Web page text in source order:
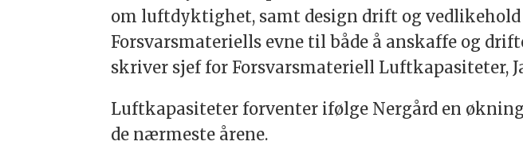
om luftdyktighet, samt design drift og
Forsvarsmateriells evne til både å anskaffe og
skriver sjef for Forsvarsmateriell Luftkapasiteter,
Luftkapasiteter forventer ifølge Nergård en
de nærmeste årene.